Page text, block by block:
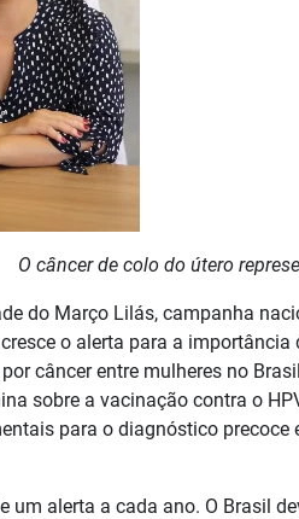
O câncer de colo do útero
do Março Lilás, campanha
o alerta para a
câncer entre mulheres no
sobre a vacinação contra o
para o diagnóstico
um alerta a cada ano. O Brasil